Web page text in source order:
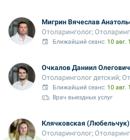
Мигрин Вячеслав
Отоларинголог;
Ближайший сеанс: 10 авг.
Очкалов Даниил Олегович
Отоларинголог детский;
Ближайший сеанс: 10 авг.
Врач выездных услуг
Клячковская
Отоларинголог;